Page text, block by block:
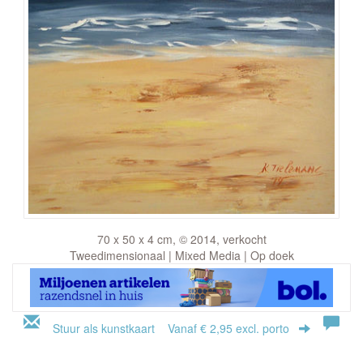
70 x 50 x 4 cm, © 2014, verkocht
Tweedimensionaal | Mixed Media | Op doek
Stuur als kunstkaart Vanaf € 2,95 excl. porto